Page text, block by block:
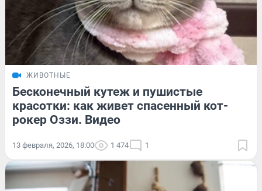
ЖИВОТНЫЕ
Бесконечный кутеж и пушистые
красотки: как живет спасенный кот-
рокер Оззи. Видео
13 февраля, 2026, 18:00 1 474 1